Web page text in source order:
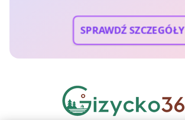
SPRAWDŹ SZCZEGÓŁY